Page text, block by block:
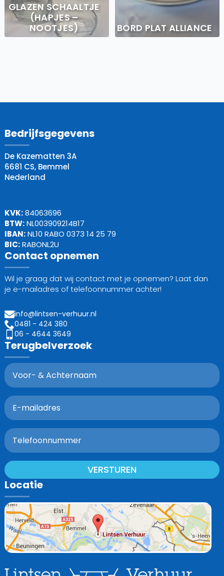
GLAZEN SCHAALTJE
(HAPJES –
NOOTJES)
BORD PLAT ALLIANCE
Bedrijfsgegevens
De Kazematten 3A
6681 CS, Bemmel
Nederland
KVK:84063696
BTW:NL003909214B17
IBAN:NL10 RABO 0373 14 25 79
BIC:RABONL2U
Contact opnemen
Wil je graag dat wij contact met je opnemen? Laat dan
je e-mailadres of telefoonnummer achter!
info@lintsen-verhuur.nl
0481 - 424 380
06 - 4644 3649
Terugbelverzoek
VERSTUREN
Locatie